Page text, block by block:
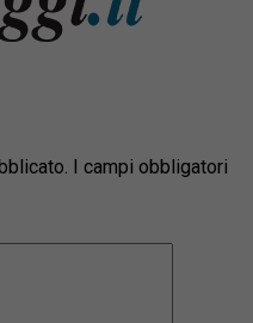
I campi obbligatori